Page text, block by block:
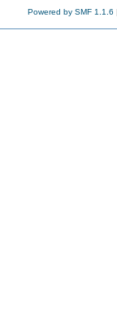
Powered by SMF 1.1.6